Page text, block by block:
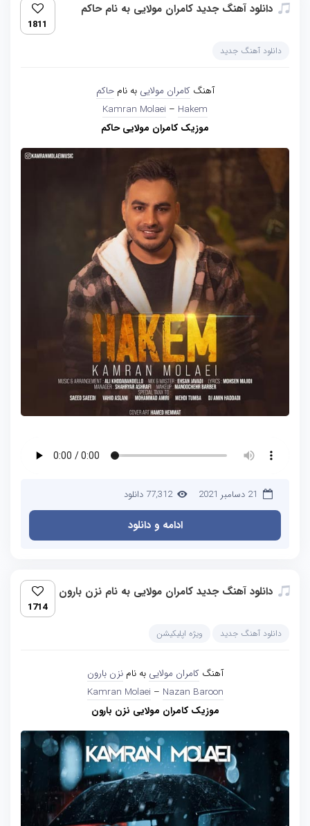
دانلود آهنگ جدید کامران مولایی به نام حاکم
1811
دانلود آهنگ جدید
آهنگکامران مولایی به نامحاکم
Kamran Molaei – Hakem
موزیک کامران مولایی حاکم
21 دسامبر 2021 77,312 دانلود
ادامه و دانلود
دانلود آهنگ جدید کامران مولایی به نام نزن بارون
1714
دانلود آهنگ جدید ویژه اپلیکیشن
آهنگکامران مولایی به نامنزن بارون
Kamran Molaei – Nazan Baroon
موزیک کامران مولایی نزن بارون